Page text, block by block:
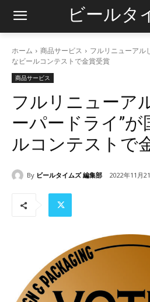
ビールタ
ホーム 商品サービス
フルリニューアル
なビールコンテストで金賞受賞
商品サービス
フルリニューア
ーパードライ”
ルコンテストで
By ビールタイムズ 編集部 2022年11月